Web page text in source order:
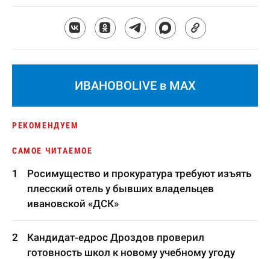
ИВАНОВОLIVE в MAX
РЕКОМЕНДУЕМ
САМОЕ ЧИТАЕМОЕ
Росимущество и прокуратура требуют изъять
плесский отель у бывших владельцев
ивановской «ДСК»
Кандидат-едрос Дроздов проверил
готовность школ к новому учебному угоду